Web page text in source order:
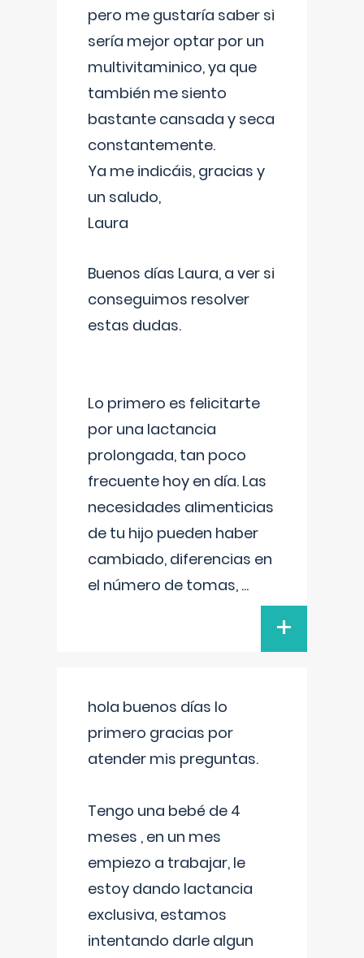
pero me gustaría saber si
sería mejor optar por un
multivitaminico, ya que
también me siento
bastante cansada y seca
constantemente.
Ya me indicáis, gracias y
un saludo,
Laura
Buenos días Laura, a ver si
conseguimos resolver
estas dudas.
Lo primero es felicitarte
por una lactancia
prolongada, tan poco
frecuente hoy en día. Las
necesidades alimenticias
de tu hijo pueden haber
cambiado, diferencias en
el número de tomas, ...
+
hola buenos días lo
primero gracias por
atender mis preguntas.
Tengo una bebé de 4
meses , en un mes
empiezo a trabajar, le
estoy dando lactancia
exclusiva, estamos
intentando darle algun